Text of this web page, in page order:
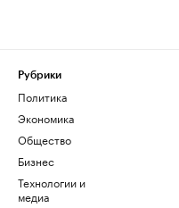
Рубрики
Политика
Экономика
Общество
Бизнес
Технологии и
медиа